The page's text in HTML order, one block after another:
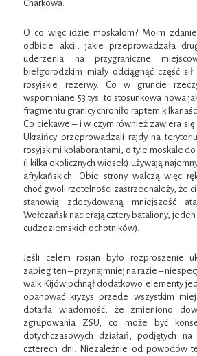
Charkowa.
O co więc idzie moskalom? Moim
odbicie akcji, jakie przeprowadzała
uderzenia na przygraniczne
biełgorodzkim miały odciągnąć część
rosyjskie rezerwy. Co w gruncie
wspomniane 53 tys. to stosunkowa nowa
fragmentu granicy chroniło raptem
Co ciekawe – i w czym również zawiera
Ukraińcy przeprowadzali rajdy na
rosyjskimi kolaborantami, o tyle moskale
(i kilka okolicznych wiosek) używają
afrykańskich. Obie strony walczą więc
choć gwoli rzetelności zastrzec należy, że
stanowią zdecydowaną mniejszość
Wołczańsk nacierają cztery bataliony, jeden
cudzoziemskich ochotników).
Jeśli celem rosjan było rozproszenie
zabieg ten – przynajmniej na razie –
walk Kijów pchnął dodatkowo elementy
opanować kryzys przede wszystkim
dotarła wiadomość, że zmieniono
zgrupowania ZSU, co może być
dotychczasowych działań, podjętych
czterech dni. Niezależnie od powodów